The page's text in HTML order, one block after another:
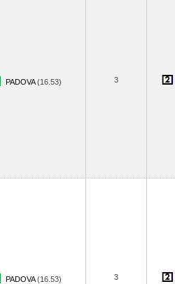
PADOVA(16.53) 3
PADOVA(16.53) 3